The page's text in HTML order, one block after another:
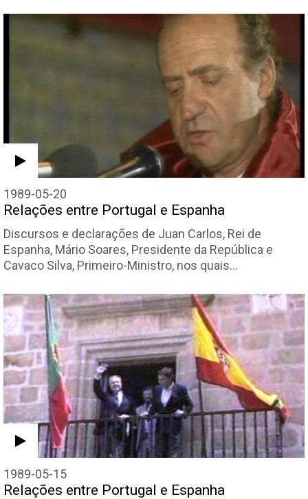
1989-05-20
Relações entre Portugal e Espanha
Discursos e declarações de Juan Carlos, Rei de
Espanha, Mário Soares, Presidente da República e
Cavaco Silva, Primeiro-Ministro, nos quais…
1989-05-15
Relações entre Portugal e Espanha